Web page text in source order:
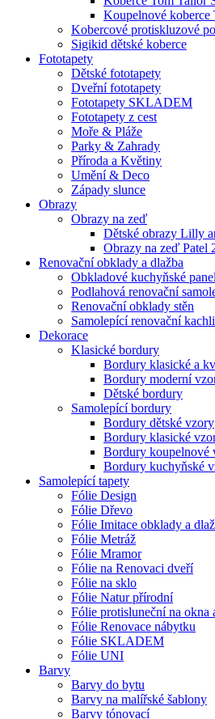
Koupelnové koberce
Kobercové protiskluzové
Sigikid dětské koberce
Fototapety
Dětské fototapety
Dveřní fototapety
Fototapety SKLADEM
Fototapety z cest
Moře & Pláže
Parky & Zahrady
Příroda a Květiny
Umění & Deco
Západy slunce
Obrazy
Obrazy na zeď
Dětské obrazy Lilly
Obrazy na zeď Patel
Renovační obklady a dlažba
Obkladové kuchyňské
Podlahová renovační
Renovační obklady stěn
Samolepící renovační
Dekorace
Klasické bordury
Bordury klasické a
Bordury moderní
Dětské bordury
Samolepící bordury
Bordury dětské vzory
Bordury klasické
Bordury koupelnové
Bordury kuchyňské
Samolepící tapety
Fólie Design
Fólie Dřevo
Fólie Imitace obklady a
Fólie Metráž
Fólie Mramor
Fólie na Renovaci dveří
Fólie na sklo
Fólie Natur přírodní
Fólie protisluneční na okna
Fólie Renovace nábytku
Fólie SKLADEM
Fólie UNI
Barvy
Barvy do bytu
Barvy na malířské šablony
Barvy tónovací